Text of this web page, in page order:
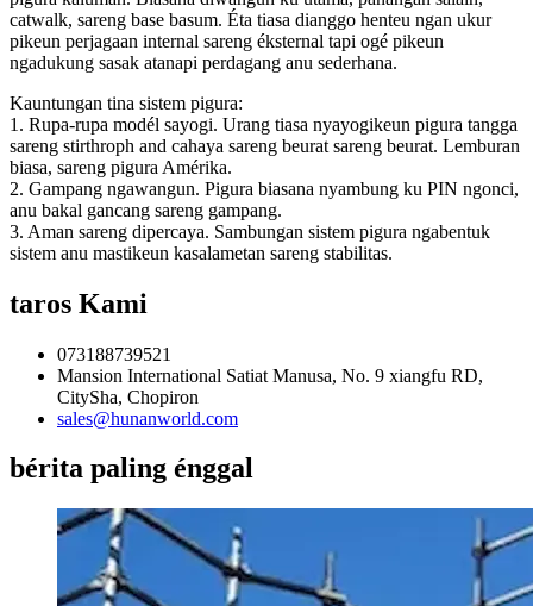
catwalk, sareng base basum. Éta tiasa dianggo henteu ngan ukur
pikeun perjagaan internal sareng éksternal tapi ogé pikeun
ngadukung sasak atanapi perdagang anu sederhana.
Kauntungan tina sistem pigura:
1. Rupa-rupa modél sayogi. Urang tiasa nyayogikeun pigura tangga
sareng stirthroph and cahaya sareng beurat sareng beurat. Lemburan
biasa, sareng pigura Amérika.
2. Gampang ngawangun. Pigura biasana nyambung ku PIN ngonci,
anu bakal gancang sareng gampang.
3. Aman sareng dipercaya. Sambungan sistem pigura ngabentuk
sistem anu mastikeun kasalametan sareng stabilitas.
taros Kami
073188739521
Mansion International Satiat Manusa, No. 9 xiangfu RD,
CitySha, Chopiron
sales@hunanworld.com
bérita paling énggal